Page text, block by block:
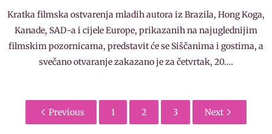
Kratka filmska ostvarenja mladih autora iz Brazila, Hong Koga,
Kanade, SAD-a i cijele Europe, prikazanih na najuglednijim
filmskim pozornicama, predstavit će se Siščanima i gostima, a
svečano otvaranje zakazano je za četvrtak, 20.…
Previous 1 2 3 Next